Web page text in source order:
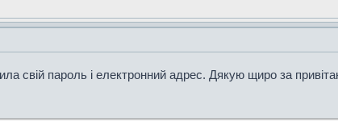
свій пароль і електронний адрес. Дякую щиро за